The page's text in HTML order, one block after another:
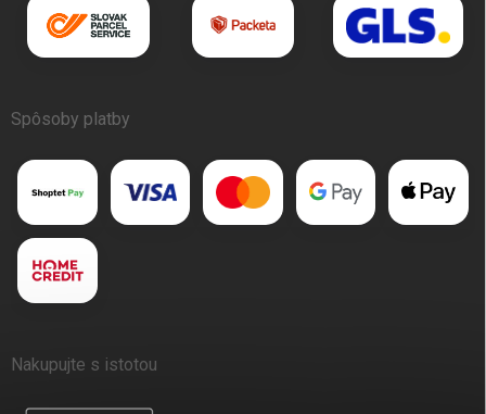
Spôsoby platby
Nakupujte s istotou